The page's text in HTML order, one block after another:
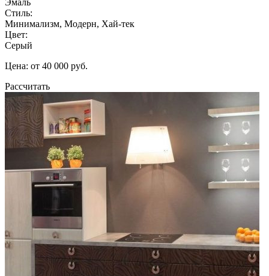
Стиль:
Минимализм, Модерн, Хай-тек
Цвет:
Серый
Цена: от 40 000 руб.
Рассчитать